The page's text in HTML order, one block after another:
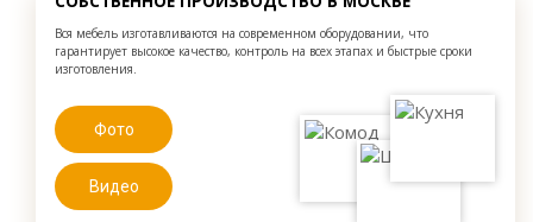
Вся мебель изготавливаются на современном оборудовании, что
гарантирует высокое качество, контроль на всех этапах и быстрые сроки
изготовления.
Фото
Видео